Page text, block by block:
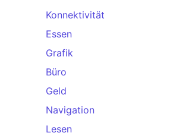
Konnektivität
Essen
Grafik
Büro
Geld
Navigation
Lesen